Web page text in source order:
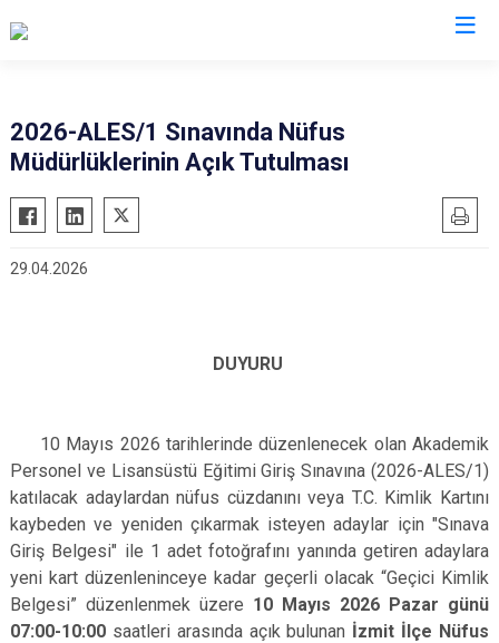
Gebze
Gölcük
Karamürsel
Başiskele
2026-ALES/1 Sınavında Nüfus
Müdürlüklerinin Açık Tutulması
29.04.2026
DUYURU
10 Mayıs 2026 tarihlerinde düzenlenecek olan Akademik
Personel ve Lisansüstü Eğitimi Giriş Sınavına (2026-ALES/1)
katılacak adaylardan nüfus cüzdanını veya T.C. Kimlik Kartını
kaybeden ve yeniden çıkarmak isteyen adaylar için "Sınava
Giriş Belgesi" ile 1 adet fotoğrafını yanında getiren adaylara
yeni kart düzenleninceye kadar geçerli olacak “Geçici Kimlik
Belgesi” düzenlenmek üzere 10 Mayıs 2026 Pazar günü
07:00-10:00 saatleri arasında açık bulunan İzmit İlçe Nüfus